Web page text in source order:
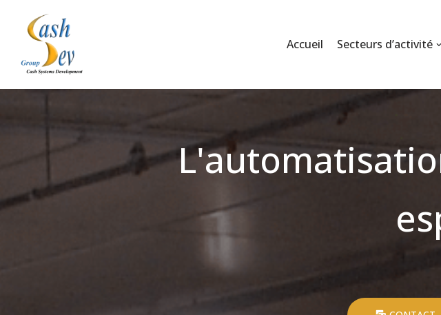
Aller
contenu
Accueil Secteurs d’activité